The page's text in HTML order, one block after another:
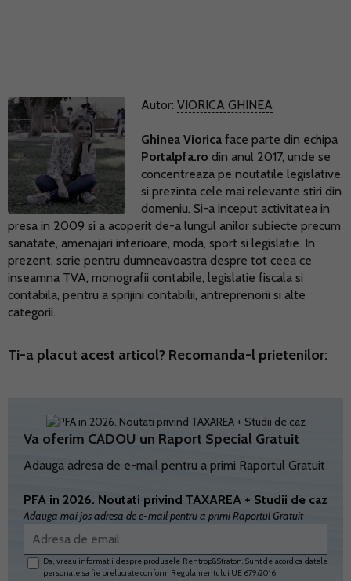
Autor: VIORICA GHINEA
Ghinea Viorica face parte din echipa
Portalpfa.ro din anul 2017, unde se
concentreaza pe noutatile legislative
si prezinta cele mai relevante stiri din
domeniu. Si-a inceput activitatea in
presa in 2009 si a acoperit de-a lungul anilor subiecte precum
sanatate, amenajari interioare, moda, sport si legislatie. In
prezent, scrie pentru dumneavoastra despre tot ceea ce
inseamna TVA, monografii contabile, legislatie fiscala si
contabila, pentru a sprijini contabilii, antreprenorii si alte
categorii.
Ti-a placut acest articol? Recomanda-l prietenilor:
Va oferim CADOU un Raport Special Gratuit
Adauga adresa de e-mail pentru a primi Raportul Gratuit
PFA in 2026. Noutati privind TAXAREA + Studii de caz
Adauga mai jos adresa de e-mail pentru a primi Raportul Gratuit
Da, vreau informatii despre produsele Rentrop&Straton. Sunt de acord ca datele
personale sa fie prelucrate conform Regulamentului UE 679/2016